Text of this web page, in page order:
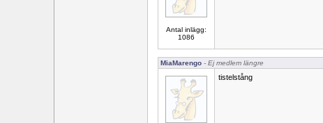
Antal inlägg:
1086
MiaMarengo - Ej medlem längre
tistelstång